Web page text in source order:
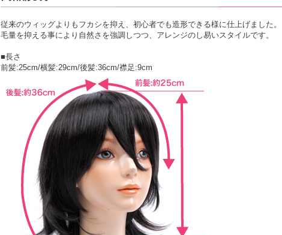
従来のウィッグよりもフカシを抑え、初心者でも造形できる様に仕上げました。
毛量を抑える事により自然さを強調しつつ、アレンジのし易いスタイルです。
■長さ
前髪:25cm/横髪:29cm/後髪:36cm/襟足:9cm